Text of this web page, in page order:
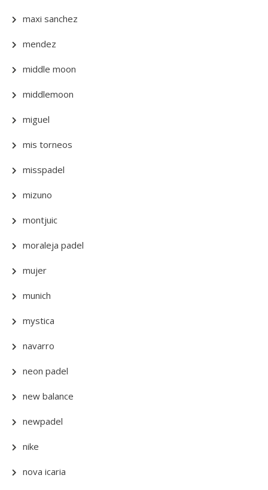
maxi sanchez
mendez
middle moon
middlemoon
miguel
mis torneos
misspadel
mizuno
montjuic
moraleja padel
mujer
munich
mystica
navarro
neon padel
new balance
newpadel
nike
nova icaria